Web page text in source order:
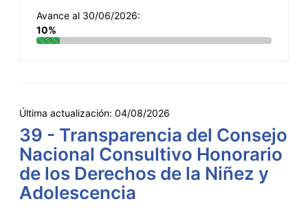
Avance al 30/06/2026:
10%
Última actualización: 04/08/2026
39 - Transparencia del Consejo
Nacional Consultivo Honorario
de los Derechos de la Niñez y
Adolescencia